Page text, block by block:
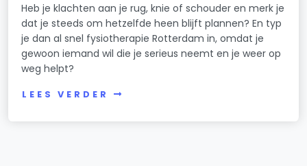
Heb je klachten aan je rug, knie of schouder en merk je
dat je steeds om hetzelfde heen blijft plannen? En typ
je dan al snel fysiotherapie Rotterdam in, omdat je
gewoon iemand wil die je serieus neemt en je weer op
weg helpt?
LEES VERDER